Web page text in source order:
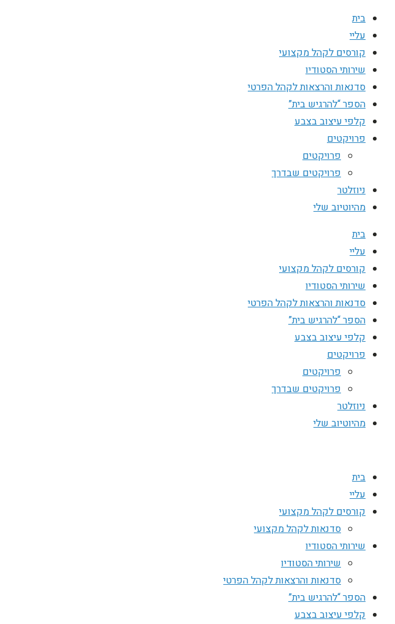
בית
עליי
קורסים לקהל מקצועי
שירותי הסטודיו
סדנאות והרצאות לקהל הפרטי
הספר “להרגיש בית”
קלפי עיצוב בצבע
פרויקטים
פרויקטים
פרויקטים שבדרך
ניוזלטר
מהיוטיוב שלי
בית
עליי
קורסים לקהל מקצועי
שירותי הסטודיו
סדנאות והרצאות לקהל הפרטי
הספר “להרגיש בית”
קלפי עיצוב בצבע
פרויקטים
פרויקטים
פרויקטים שבדרך
ניוזלטר
מהיוטיוב שלי
בית
עליי
קורסים לקהל מקצועי
סדנאות לקהל מקצועי
שירותי הסטודיו
שירותי הסטודיו
סדנאות והרצאות לקהל הפרטי
הספר “להרגיש בית”
קלפי עיצוב בצבע